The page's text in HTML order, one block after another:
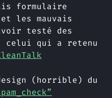
formulaire
les mauvais
testé des
celui qui a retenu
(horrible) du